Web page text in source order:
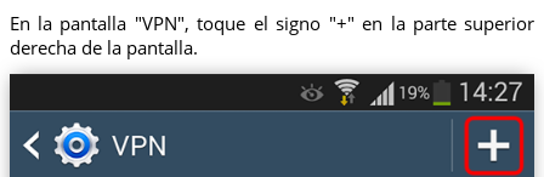
En la pantalla "VPN", toque el signo "+" en la parte superior
derecha de la pantalla.